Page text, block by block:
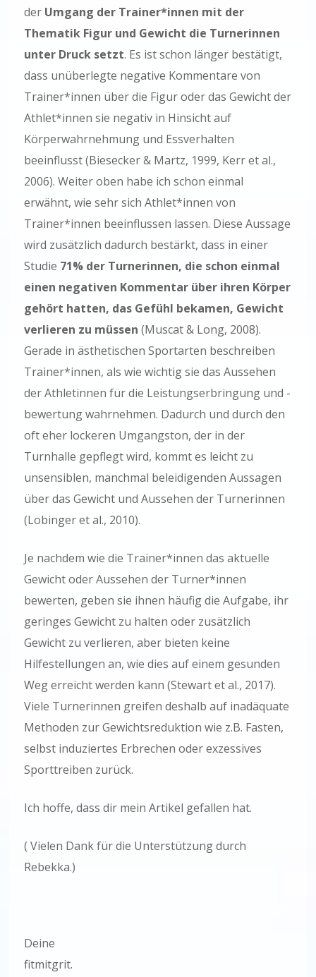
der Umgang der Trainer*innen mit der
Thematik Figur und Gewicht die Turnerinnen
unter Druck setzt. Es ist schon länger bestätigt,
dass unüberlegte negative Kommentare von
Trainer*innen über die Figur oder das Gewicht der
Athlet*innen sie negativ in Hinsicht auf
Körperwahrnehmung und Essverhalten
beeinflusst (Biesecker & Martz, 1999, Kerr et al.,
2006). Weiter oben habe ich schon einmal
erwähnt, wie sehr sich Athlet*innen von
Trainer*innen beeinflussen lassen. Diese Aussage
wird zusätzlich dadurch bestärkt, dass in einer
Studie 71% der Turnerinnen, die schon einmal
einen negativen Kommentar über ihren Körper
gehört hatten, das Gefühl bekamen, Gewicht
verlieren zu müssen (Muscat & Long, 2008).
Gerade in ästhetischen Sportarten beschreiben
Trainer*innen, als wie wichtig sie das Aussehen
der Athletinnen für die Leistungserbringung und -
bewertung wahrnehmen. Dadurch und durch den
oft eher lockeren Umgangston, der in der
Turnhalle gepflegt wird, kommt es leicht zu
unsensiblen, manchmal beleidigenden Aussagen
über das Gewicht und Aussehen der Turnerinnen
(Lobinger et al., 2010).
Je nachdem wie die Trainer*innen das aktuelle
Gewicht oder Aussehen der Turner*innen
bewerten, geben sie ihnen häufig die Aufgabe, ihr
geringes Gewicht zu halten oder zusätzlich
Gewicht zu verlieren, aber bieten keine
Hilfestellungen an, wie dies auf einem gesunden
Weg erreicht werden kann (Stewart et al., 2017).
Viele Turnerinnen greifen deshalb auf inadäquate
Methoden zur Gewichtsreduktion wie z.B. Fasten,
selbst induziertes Erbrechen oder exzessives
Sporttreiben zurück.
Ich hoffe, dass dir mein Artikel gefallen hat.
( Vielen Dank für die Unterstützung durch
Rebekka.)
Deine